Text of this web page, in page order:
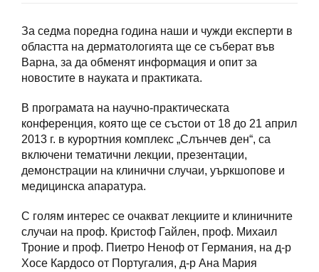
За седма поредна година наши и чужди експерти в
областта на дерматологията ще се съберат във
Варна, за да обменят информация и опит за
новостите в науката и практиката.
В програмата на научно-практическата
конференция, която ще се състои от 18 до 21 април
2013 г. в курортния комплекс „Слънчев ден“, са
включени тематични лекции, презентации,
демонстрации на клинични случаи, уъркшопове и
медицинска апаратура.
С голям интерес се очакват лекциите и клиничните
случаи на проф. Кристоф Гайлен, проф. Михаил
Троние и проф. Пиетро Неноф от Германия, на д-р
Хосе Кардосо от Португалия, д-р Ана Мария